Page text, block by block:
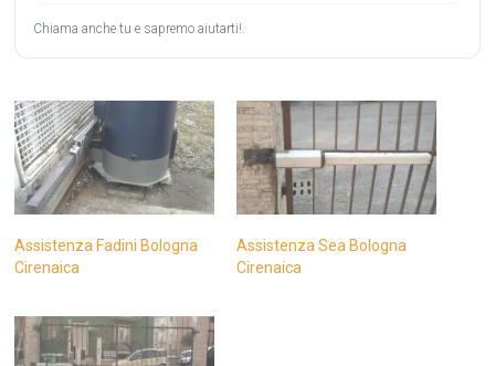
Chiama anche tu e sapremo aiutarti!.
Assistenza Fadini Bologna
Cirenaica
Assistenza Sea Bologna
Cirenaica